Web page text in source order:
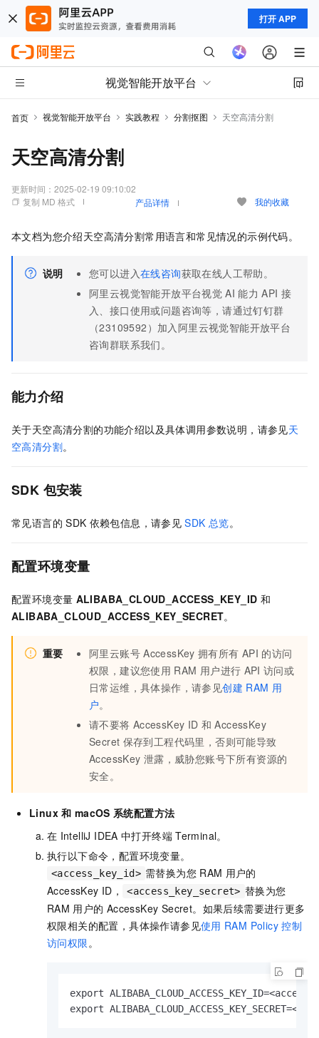
打开 APP
视觉智能开放平台
首页 视觉智能开放平台 实践教程 分割抠图 天空高清分割
天空高清分割
更新时间： 2025-02-19 09:10:02
复制 MD 格式
产品详情 我的收藏
本文档为您介绍天空高清分割常用语言和常见情况的示例代码。
说明 您可以进入在线咨询获取在线人工帮助。
阿里云视觉智能开放平台视觉 AI 能力 API 接
入、接口使用或问题咨询等，请通过钉钉群
（23109592）加入阿里云视觉智能开放平台
咨询群联系我们。
能力介绍
关于天空高清分割的功能介绍以及具体调用参数说明，请参见天
空高清分割。
SDK 包安装
常见语言的 SDK 依赖包信息，请参见 SDK 总览。
配置环境变量
配置环境变量 ALIBABA_CLOUD_ACCESS_KEY_ID 和
ALIBABA_CLOUD_ACCESS_KEY_SECRET。
重要 阿里云账号 AccessKey 拥有所有 API 的访问
权限，建议您使用 RAM 用户进行 API 访问或
日常运维，具体操作，请参见创建 RAM 用
户。
请不要将 AccessKey ID 和 AccessKey
Secret 保存到工程代码里，否则可能导致
AccessKey 泄露，威胁您账号下所有资源的
安全。
Linux 和 macOS 系统配置方法
在 IntelliJ IDEA 中打开终端 Terminal。
执行以下命令，配置环境变量。
<access_key_id> 需替换为您 RAM 用户的
AccessKey ID，
<access_key_secret> 替换为您
RAM 用户的 AccessKey Secret。如果后续需要进行更多
权限相关的配置，具体操作请参见使用 RAM Policy 控制
访问权限。
export
export